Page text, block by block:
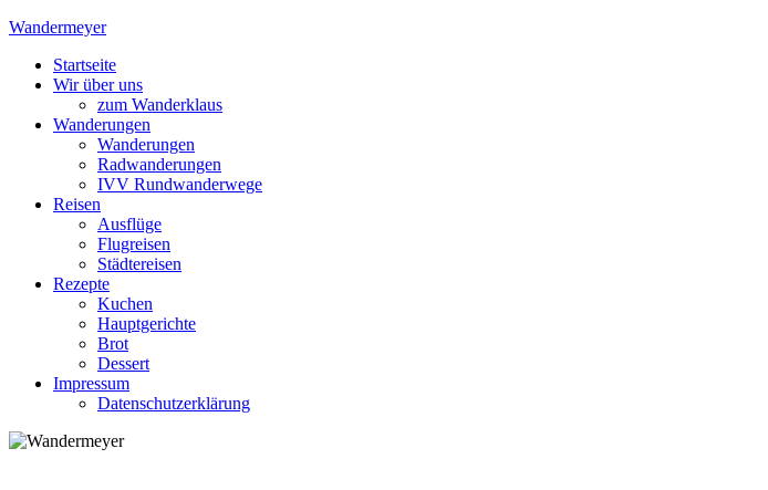
Skip
content
Wandermeyer
Das Wandern ist des Meyers Lust
Startseite
Wir über uns
zum Wanderklaus
Wanderungen
Wanderungen
Radwanderungen
IVV Rundwanderwege
Reisen
Ausflüge
Flugreisen
Städtereisen
Rezepte
Kuchen
Hauptgerichte
Brot
Dessert
Impressum
Datenschutzerklärung